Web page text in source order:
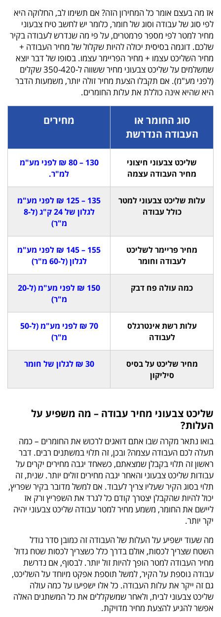
אז מה בעצם אומר כל המחירון הזה? אם תשימו לב, החלוקה היא
לפי סוג של עבודה וסוג של חומר, כלומר יש לחשב טיח צבעוני
מחיר למטר לפי מספר פרמטרים, על פי מה שנדרש לעבודה בקיר
שלכם. דוגמה בסיסית יכולה להיות שקלול של מחיר העבודה +
מחיר השליכט עצמו + מחיר הפריימר עצמו. בסופו של דבר יוצא
שמשלמים על שליכט צבעוני מחיר ששווה ל-350-420 שקלים
(לפני מע"מ). אם תקבלו הצעת מחיר זולה יותר, משמעות הדבר
היא שהיא אינה כוללת את עלות החומרים.
סוג החומר או
העבודה הנדרשת
מחירים
שליכט צבעוני חיצוני
מחיר העבודה עצמה
130 – 80 ₪ לפני מע"מ
למ"ר.
עלות שליכט צבעוני למטר
כולל עבודה
135 – 125 ₪ לפני מע"מ
לגלון של 24 ק"ג (ל-8
מ"ר)
מחיר פריימר לשליכט
לעבודה וחומר
155 – 145 ₪ לפני מע"מ
לגלון (ל-60 מ"ר)
כמה עולה פח דבק
150 ₪ לפני מע"מ (ל-20
מ"ר)
עלות רשת אינטרגלס
לעבודה
70 ₪ לפני מע"מ (ל-50
מ"ר)
מחיר שליכט על בסיס
סיליקון
30 ₪ לגלון של חומר
שליכט צבעוני מחיר עבודה – מה משפיע על
העלות?
בואו נתאר מקרה שבו אתם דואגים לרכוש את החומרים – כמה
תעלה לכם העבודה עצמה? ובכן, זה תלוי במשתנים רבים. דבר
ראשון זה תלוי בקבלן שמצאתם, כשאחד יגבה מחירים יקרים על
עבודות שליכט צבעוני והאחר יגבה מחירים זולים יותר. שנית, זה
תלוי בסוג הקיר שעליו צריך לעבוד. אם למשל מדובר בקיר שפריץ,
יכול להיות שהקבלן יצטרך קודם כל לגרד את השפריץ ורק אז
ליישם את החומר, משמע מחיר למטר עבודה שליכט צבעוני יהיה
יקר יותר.
מה שעוד ישפיע על העלות של העבודה זה כמובן סדר גודל
השטח שצריך לכסות, אולם בדרך כלל כשצריך לכסות שטח גדול
מחיר העבודה למטר הופך להיות זול יותר. לבסוף, אם נדרשת
עבודה נוספת על הקיר, למשל תוספת אפקט מיוחד על השליכט,
גם זה ייקר את עלות העבודה. כל אלו ישפיעו על כמה עולה
שליכט צבעוני לבית, ולאחר שמשקללים את כל המשתנים האלה
אפשר להגיע להצעת מחיר מדויקת.